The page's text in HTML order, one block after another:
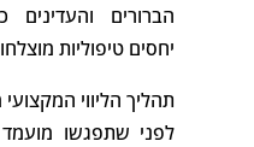
הברורים
יחסים טיפוליות
תהליך הליווי
לפני שתפגשו